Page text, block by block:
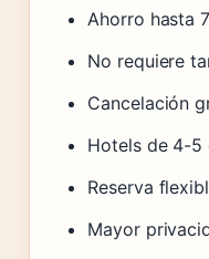
Ahorro hasta
No requiere
Cancelación
Hotels de 4-5
Reserva
Mayor